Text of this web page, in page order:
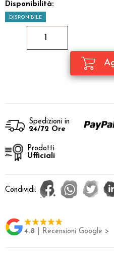
Disponibilità:
DISPONIBILE
Spedizioni in
24/72 Ore
Prodotti
Ufficiali
Condividi:
4.8 | Recensioni Google >